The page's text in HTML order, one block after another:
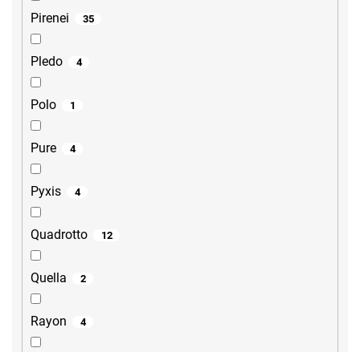
Pirenei 35
Pledo 4
Polo 1
Pure 4
Pyxis 4
Quadrotto 12
Quella 2
Rayon 4